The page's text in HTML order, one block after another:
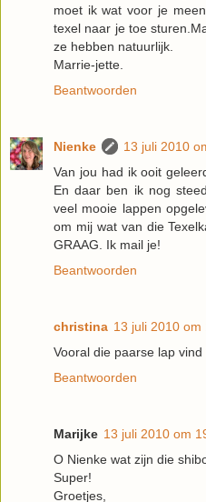
moet ik wat voor je
texel naar je toe
ze hebben natuurlijk.
Marrie-jette.
Beantwoorden
Nienke
13 juli 2010
Van jou had ik ooit
En daar ben ik nog
veel mooie lappen
om mij wat van die
GRAAG. Ik mail je!
Beantwoorden
christina 13 juli 2010 om
Vooral die paarse lap vind
Beantwoorden
Marijke 13 juli 2010 om
O Nienke wat zijn die
Super!
Groetjes,